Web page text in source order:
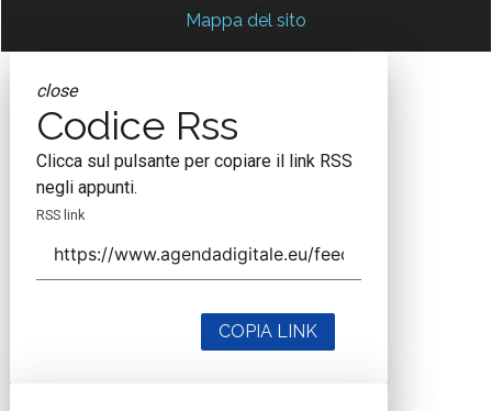
Mappa del sito
close
Codice Rss
Clicca sul pulsante per copiare il link RSS
negli appunti.
RSS link
COPIA LINK